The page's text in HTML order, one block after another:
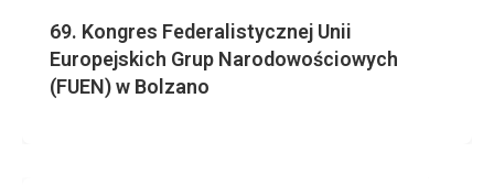
69. Kongres Federalistycznej Unii
Europejskich Grup Narodowościowych
(FUEN) w Bolzano